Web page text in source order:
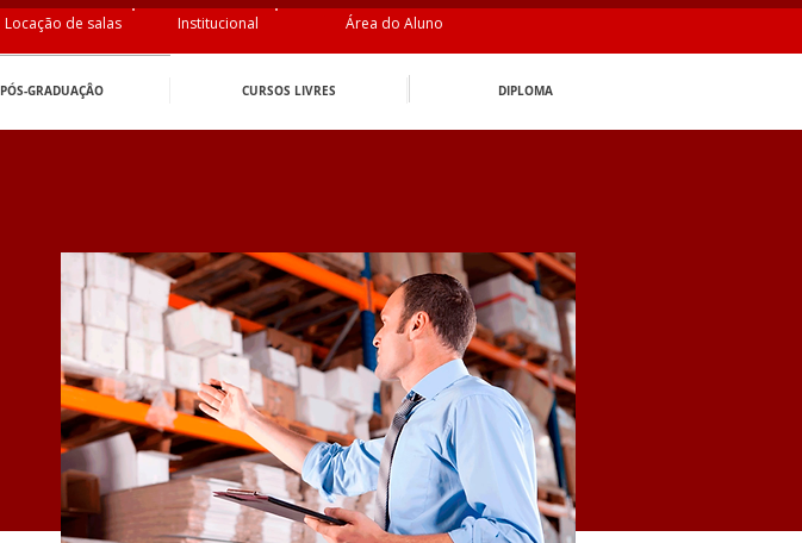
Locação de salas Institucional Área do Aluno
PÓS-GRADUAÇÂO CURSOS LIVRES DIPLOMA